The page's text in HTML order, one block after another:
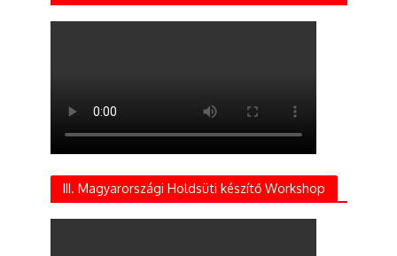
III. Magyarországi Holdsüti készítő Workshop